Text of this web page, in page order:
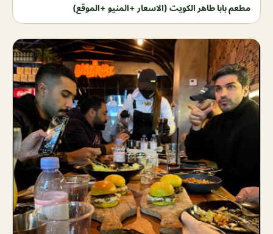
مطعم بابا طاهر الكويت (الاسعار +المنيو +الموقع)